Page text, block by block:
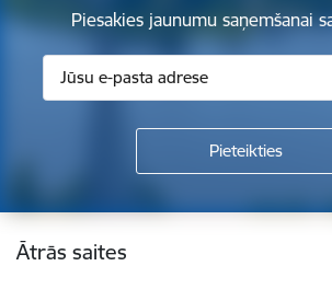
Piesakies jaunumu saņemšanai
Kājene
Ātrās saites